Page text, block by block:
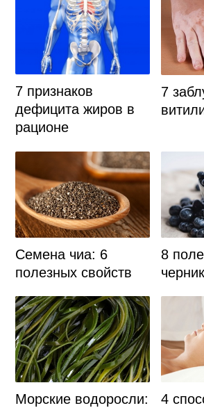
7 признаков
дефицита жиров в
рационе
7
Семена чиа: 6
полезных свойств
8
Морские водоросли:
4